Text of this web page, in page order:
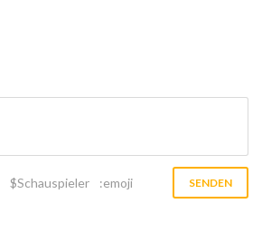
$Schauspieler :emoji